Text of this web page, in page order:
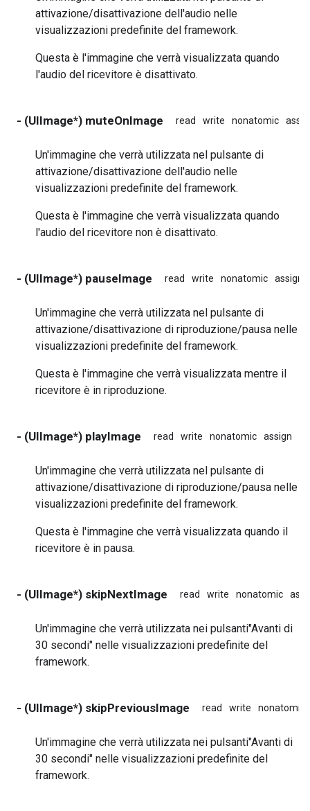
attivazione/disattivazione dell'audio nelle
visualizzazioni predefinite del framework.
Questa è l'immagine che verrà visualizzata quando
l'audio del ricevitore è disattivato.
- (UIImage*) muteOnImage read write nonatomic
Un'immagine che verrà utilizzata nel pulsante di
attivazione/disattivazione dell'audio nelle
visualizzazioni predefinite del framework.
Questa è l'immagine che verrà visualizzata quando
l'audio del ricevitore non è disattivato.
- (UIImage*) pauseImage read write nonatomic assign
Un'immagine che verrà utilizzata nel pulsante di
attivazione/disattivazione di riproduzione/pausa nelle
visualizzazioni predefinite del framework.
Questa è l'immagine che verrà visualizzata mentre il
ricevitore è in riproduzione.
- (UIImage*) playImage read write nonatomic assign
Un'immagine che verrà utilizzata nel pulsante di
attivazione/disattivazione di riproduzione/pausa nelle
visualizzazioni predefinite del framework.
Questa è l'immagine che verrà visualizzata quando il
ricevitore è in pausa.
- (UIImage*) skipNextImage read write nonatomic
Un'immagine che verrà utilizzata nei pulsanti"Avanti di
30 secondi" nelle visualizzazioni predefinite del
framework.
- (UIImage*) skipPreviousImage read write nonatomic
Un'immagine che verrà utilizzata nei pulsanti"Avanti di
30 secondi" nelle visualizzazioni predefinite del
framework.